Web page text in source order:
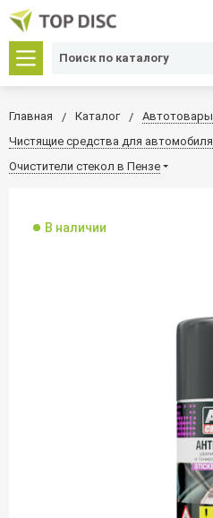
Главная Каталог Автотовары
Чистящие средства для автомобиля
Очистители стекол в Пензе
В наличии